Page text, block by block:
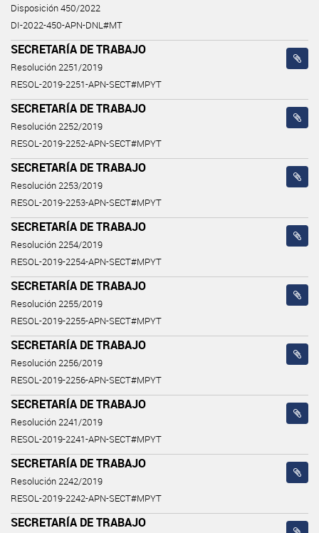
Disposición 450/2022
DI-2022-450-APN-DNL#MT
SECRETARÍA DE TRABAJO
Resolución 2251/2019
RESOL-2019-2251-APN-SECT#MPYT
SECRETARÍA DE TRABAJO
Resolución 2252/2019
RESOL-2019-2252-APN-SECT#MPYT
SECRETARÍA DE TRABAJO
Resolución 2253/2019
RESOL-2019-2253-APN-SECT#MPYT
SECRETARÍA DE TRABAJO
Resolución 2254/2019
RESOL-2019-2254-APN-SECT#MPYT
SECRETARÍA DE TRABAJO
Resolución 2255/2019
RESOL-2019-2255-APN-SECT#MPYT
SECRETARÍA DE TRABAJO
Resolución 2256/2019
RESOL-2019-2256-APN-SECT#MPYT
SECRETARÍA DE TRABAJO
Resolución 2241/2019
RESOL-2019-2241-APN-SECT#MPYT
SECRETARÍA DE TRABAJO
Resolución 2242/2019
RESOL-2019-2242-APN-SECT#MPYT
SECRETARÍA DE TRABAJO